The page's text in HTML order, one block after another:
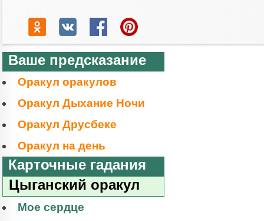
Ваше предсказание
Оракул оракулов
Оракул Дыхание Ночи
Оракул Друсбеке
Оракул на день
Карточные гадания
Цыганский оракул
Мое сердце